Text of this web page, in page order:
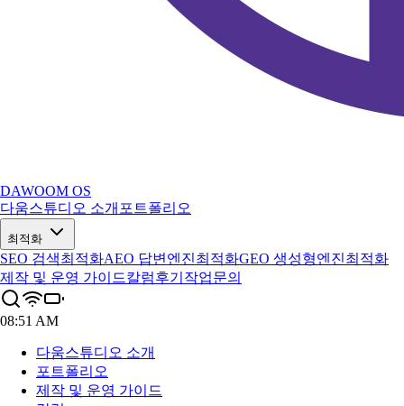
DAWOOM OS
다움스튜디오 소개 포트폴리오
최적화
SEO 검색최적화AEO 답변엔진최적화GEO 생성형엔진최적화
제작 및 운영 가이드칼럼후기 작업문의
08:51 AM
다움스튜디오 소개
포트폴리오
제작 및 운영 가이드